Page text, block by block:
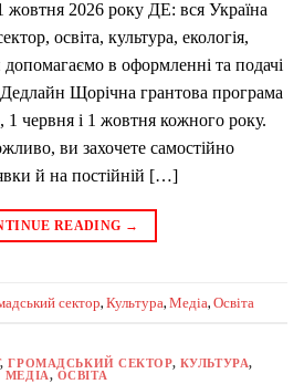
2026 року ДЕ: вся Україна
освіта, культура, екологія,
в оформленні та подачі
Дедлайн Щорічна грантова програма
червня і 1 жовтня кожного року.
ви захочете самостійно
й на постійній […]
READING →
сектор, Культура, Медіа, Освіта
,ГРОМАДСЬКИЙ СЕКТОР, КУЛЬТУРА,
МЕДІА, ОСВІТА